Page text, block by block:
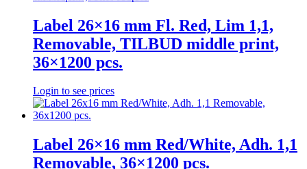
Label 26×16 mm Fl. Red, Lim 1,1,
Removable, TILBUD middle print,
36×1200 pcs.
Login to see prices
Label 26×16 mm Red/White, Adh. 1,1
Removable, 36×1200 pcs.